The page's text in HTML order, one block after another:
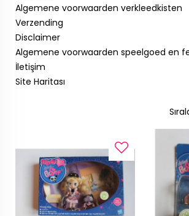
Algemene voorwaarden verkleedkisten
Verzending
Disclaimer
Algemene voorwaarden speelgoed en
İletişim
Site Haritası